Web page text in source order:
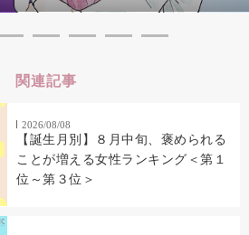
関連記事
2026/08/08
【誕生月別】８月中旬、褒められる
ことが増える女性ランキング＜第１
位～第３位＞